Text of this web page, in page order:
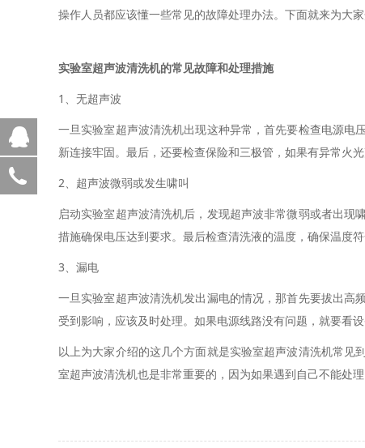
操作人员都应该懂一些常见的故障处理办法。下面就来为大
实验室超声波清洗机的常见故障和处理措施
1、无超声波
一旦实验室超声波清洗机出现这种异常，首先要检查电源
新连接牢固。最后，还要检查保险和三极管，如果有异常火
2、超声波微弱或发生啸叫
启动实验室超声波清洗机后，发现超声波非常微弱或者出
措施确保电压达到要求。最后检查清洗液的温度，确保温度符
3、漏电
一旦实验室超声波清洗机发出漏电的情况，那首先要拔出
受到影响，应该及时处理。如果电源线路没有问题，就要看
以上为大家介绍的这几个方面就是实验室超声波清洗机常
室超声波清洗机也是非常重要的，因为如果遇到自己不能处
在线客服1
在线客服2
王工18758899174